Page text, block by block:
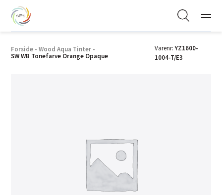
Forside - Wood Aqua Tinter -
SW WB Tonefarve Orange Opaque
Varenr: YZ1600-
1004-T/E3